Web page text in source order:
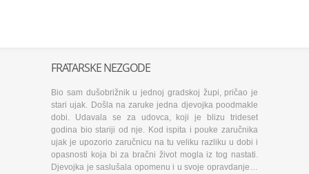
FRATARSKE NEZGODE
Bio sam dušobrižnik u jednoj gradskoj župi, pričao je
stari ujak. Došla na zaruke jedna djevojka poodmakle
dobi. Udavala se za udovca, koji je blizu trideset
godina bio stariji od nje. Kod ispita i pouke zaručnika
ujak je upozorio zaručnicu na tu veliku razliku u dobi i
opasnosti koja bi za bračni život mogla iz tog nastati.
Djevojka je saslušala opomenu i u svoje opravdanje…